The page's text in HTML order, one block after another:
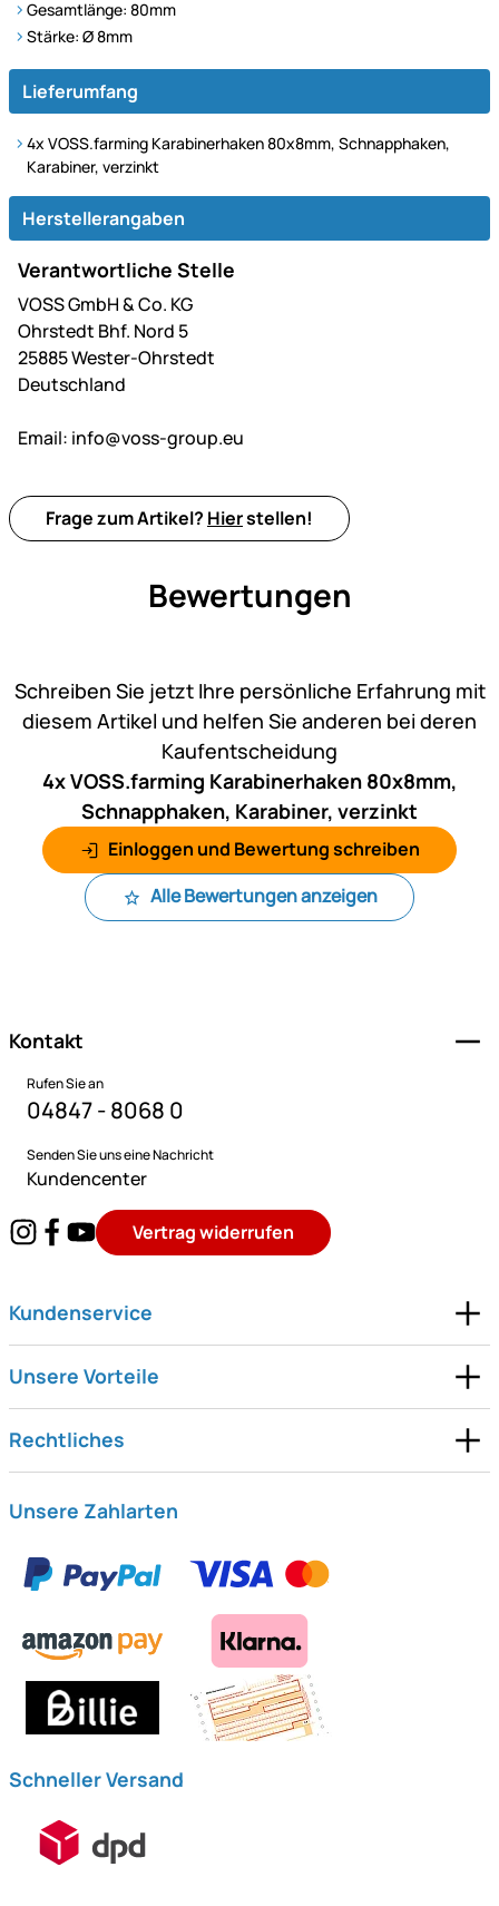
Gesamtlänge: 80mm
Stärke: Ø 8mm
Lieferumfang
4x VOSS.farming Karabinerhaken 80x8mm, Schnapphaken,
Karabiner, verzinkt
Herstellerangaben
Verantwortliche Stelle
VOSS GmbH & Co. KG
Ohrstedt Bhf. Nord 5
25885 Wester-Ohrstedt
Deutschland
Email: info@voss-group.eu
Frage zum Artikel? Hierstellen!
Bewertungen
Schreiben Sie jetzt Ihre persönliche Erfahrung mit
diesem Artikel und helfen Sie anderen bei deren
Kaufentscheidung
4x VOSS.farming Karabinerhaken 80x8mm,
Schnapphaken, Karabiner, verzinkt
Einloggen und Bewertung schreiben
Alle Bewertungen anzeigen
Kontakt
Rufen Sie an
04847 - 8068 0
Senden Sie uns eine Nachricht
Kundencenter
Vertrag widerrufen
Kundenservice
Unsere Vorteile
Rechtliches
Unsere Zahlarten
Schneller Versand